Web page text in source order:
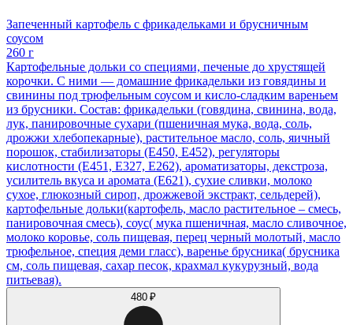
Запеченный картофель с фрикадельками и брусничным
соусом
260 г
Картофельные дольки со специями, печеные до хрустящей
корочки. С ними — домашние фрикадельки из говядины и
свинины под трюфельным соусом и кисло-сладким вареньем
из брусники. Состав: фрикадельки (говядина, свинина, вода,
лук, панировочные сухари (пшеничная мука, вода, соль,
дрожжи хлебопекарные), растительное масло, соль, яичный
порошок, стабилизаторы (Е450, Е452), регуляторы
кислотности (Е451, Е327, Е262), ароматизаторы, декстроза,
усилитель вкуса и аромата (Е621), сухие сливки, молоко
сухое, глюкозный сироп, дрожжевой экстракт, сельдерей),
картофельные дольки(картофель, масло растительное – смесь,
панировочная смесь), соус( мука пшеничная, масло сливочное,
молоко коровье, соль пищевая, перец черный молотый, масло
трюфельное, специя деми гласс), варенье брусника( брусника
см, соль пищевая, сахар песок, крахмал кукурузный, вода
питьевая).
480 ₽